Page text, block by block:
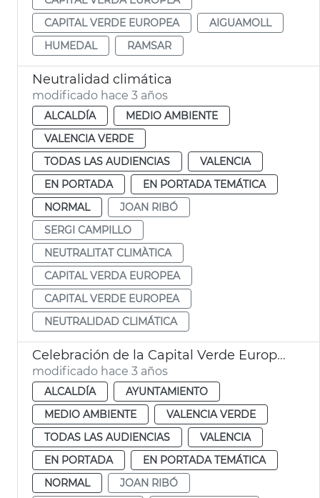
CAPITAL VERDE EUROPEA
AIGUAMOLL
HUMEDAL
RAMSAR
Neutralidad climática
modificado hace 3 años
ALCALDÍA
MEDIO AMBIENTE
VALENCIA VERDE
TODAS LAS AUDIENCIAS
VALENCIA
EN PORTADA
EN PORTADA TEMÁTICA
NORMAL
JOAN RIBÓ
SERGI CAMPILLO
NEUTRALITAT CLIMÀTICA
CAPITAL VERDA EUROPEA
CAPITAL VERDE EUROPEA
NEUTRALIDAD CLIMÁTICA
Celebración de la Capital Verde Europea
modificado hace 3 años
ALCALDÍA
AYUNTAMIENTO
MEDIO AMBIENTE
VALENCIA VERDE
TODAS LAS AUDIENCIAS
VALENCIA
EN PORTADA
EN PORTADA TEMÁTICA
NORMAL
JOAN RIBÓ